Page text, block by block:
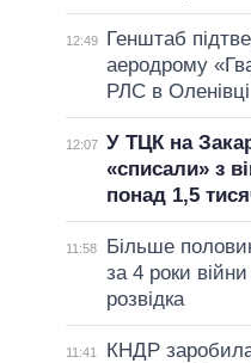
12:49
Генштаб
аеродрому
РЛС в Оленівці
12:07 У ТЦК на
«списали» з
понад 1,5
11:58
Більше
за 4 роки
розвідка
11:41
КНДР